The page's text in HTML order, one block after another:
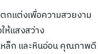
กแต่งเพื่อความสวยงาม
ห้แสงสว่าง
ล็ก และหินอ่อน คุณภาพ